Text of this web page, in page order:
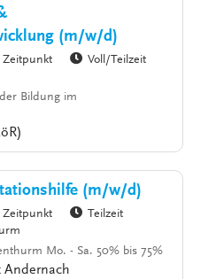
(m/w/d)
Zeitpunkt
Voll/Teilzeit
Bildung im
(m/w/d)
Zeitpunkt
Teilzeit
Mo. - Sa. 50% bis 75%
Andernach